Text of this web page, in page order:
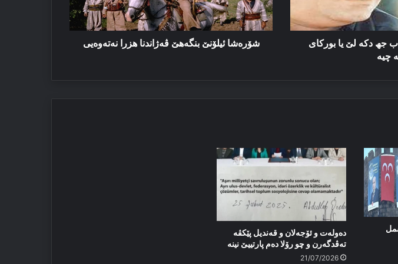
جھ دکه‌ لێ یا بورکای
چیه‌
شۆرەشا ئیلۆنێ بنگەھێ ڤەژاندنا ھزرا نەتەوەیی
دەولەت و ئۆجەلان و قەندیل پێکڤە
تەڤدگەرن و چو رۆلا دەم پارتییێ نینە
21/07/2026